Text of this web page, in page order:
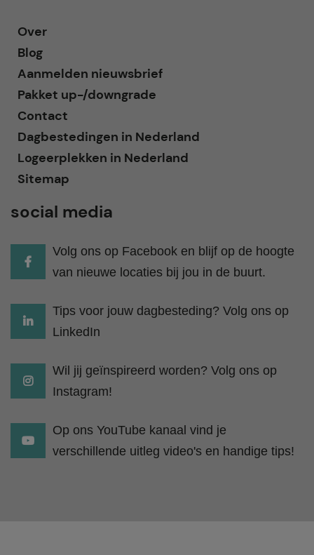
Over
Blog
Aanmelden nieuwsbrief
Pakket up-/downgrade
Contact
Dagbestedingen in Nederland
Logeerplekken in Nederland
Sitemap
social media
Volg ons op Facebook en blijf op de hoogte
van nieuwe locaties bij jou in de buurt.
Tips voor jouw dagbesteding? Volg ons op
LinkedIn
Wil jij geïnspireerd worden? Volg ons op
Instagram!
Op ons YouTube kanaal vind je
verschillende uitleg video's en handige tips!